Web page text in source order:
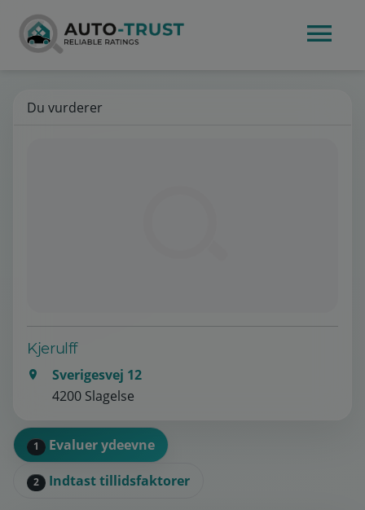
Du vurderer
Kjerulff
Sverigesvej 12
4200 Slagelse
1 Evaluer ydeevne
2 Indtast tillidsfaktorer